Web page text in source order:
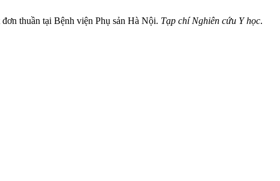
thuần tại Bệnh viện Phụ sản Hà Nội. Tạp chí Nghiên cứu Y học.